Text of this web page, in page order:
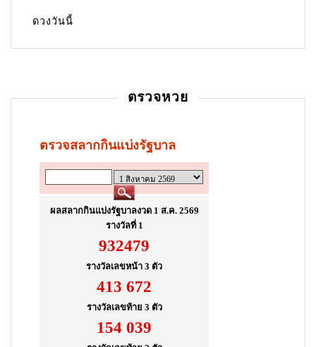
ดวงวันนี้
ตรวจหวย